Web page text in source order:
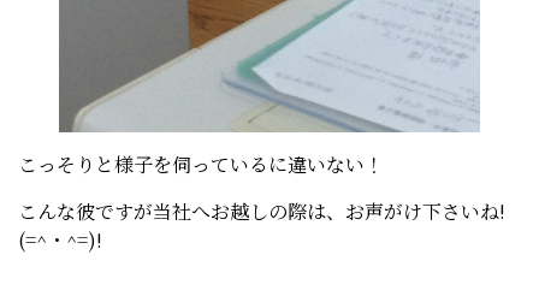
こっそりと様子を伺っているに違いない！
こんな彼ですが当社へお越しの際は、お声がけ下さいね!
(=^・^=)!